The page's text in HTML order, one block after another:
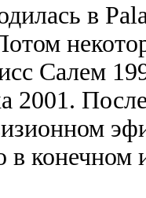
в
Салем
2001.
в